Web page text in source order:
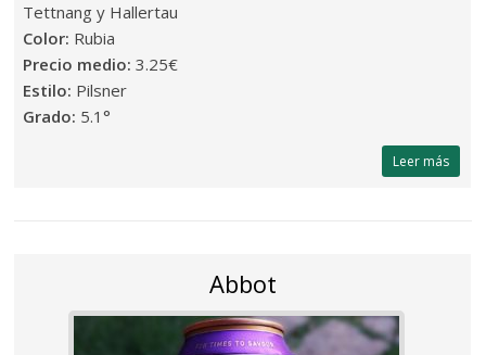
Tettnang y Hallertau
Color: Rubia
Precio medio: 3.25€
Estilo: Pilsner
Grado: 5.1°
Leer más
Abbot